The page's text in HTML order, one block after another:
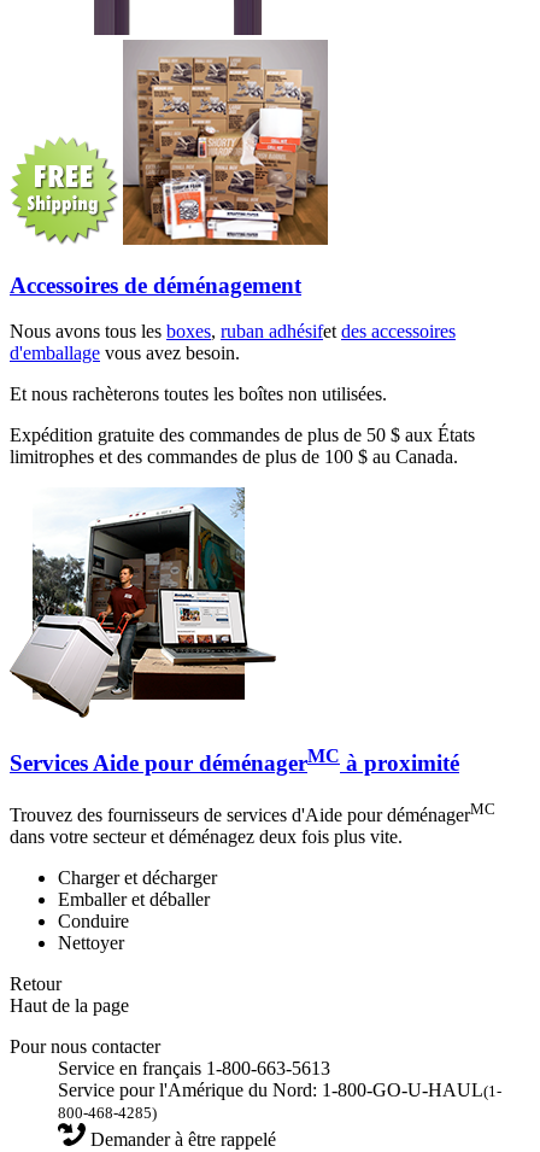
Accessoires de déménagement
Nous avons tous les boxes, ruban adhésifetdes accessoires
d'emballage vous avez besoin.
Et nous rachèterons toutes les boîtes non utilisées.
Expédition gratuite des commandes de plus de 50 $ aux États
limitrophes et des commandes de plus de 100 $ au Canada.
Services Aide pour déménagerMC à proximité
Trouvez des fournisseurs de services d'Aide pour déménagerMC
dans votre secteur et déménagez deux fois plus vite.
Charger et décharger
Emballer et déballer
Conduire
Nettoyer
Retour
Haut de la page
Pour nous contacter
Service en français 1-800-663-5613
Service pour l'Amérique du Nord: 1-800-GO-U-HAUL(1-
800-468-4285)
Demander à être rappelé